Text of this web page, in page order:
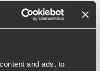
and ads, to
und Kabel - sind
und